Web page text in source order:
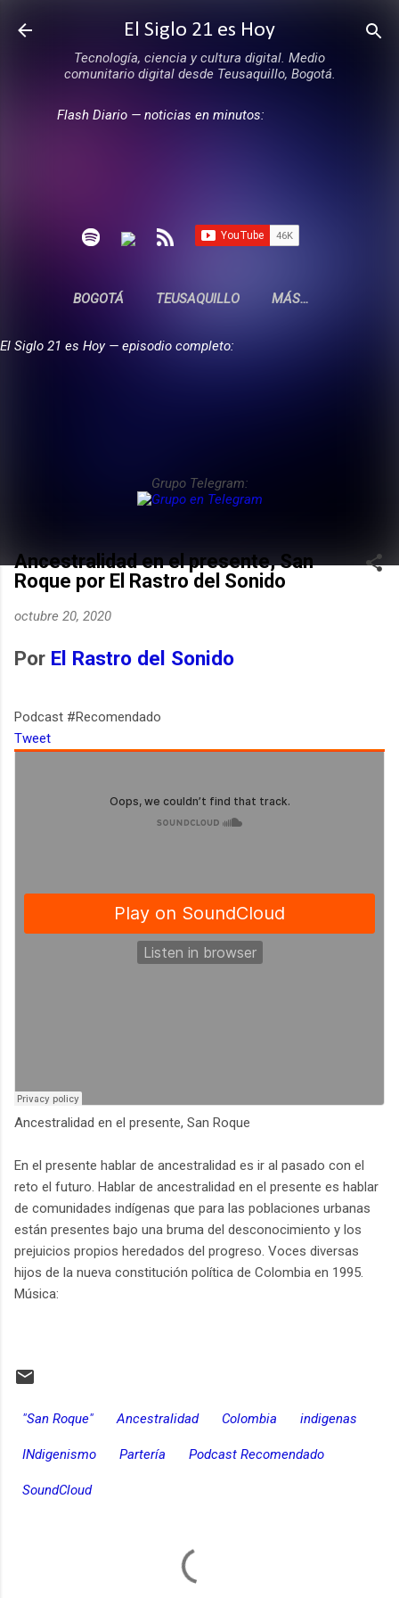
Ir al contenido principal
El Siglo 21 es Hoy
Tecnología, ciencia y cultura digital. Medio
comunitario digital desde Teusaquillo, Bogotá.
Flash Diario — noticias en minutos:
BOGOTÁ TEUSAQUILLO MÁS…
El Siglo 21 es Hoy — episodio completo:
Grupo Telegram:
Ancestralidad en el presente, San
Roque por El Rastro del Sonido
octubre 20, 2020
Por El Rastro del Sonido
Podcast #Recomendado
Tweet
Ancestralidad en el presente, San Roque
En el presente hablar de ancestralidad es ir al pasado con el
reto el futuro. Hablar de ancestralidad en el presente es hablar
de comunidades indígenas que para las poblaciones urbanas
están presentes bajo una bruma del desconocimiento y los
prejuicios propios heredados del progreso. Voces diversas
hijos de la nueva constitución política de Colombia en 1995.
Música:
"San Roque" Ancestralidad Colombia indigenas
INdigenismo Partería Podcast Recomendado
SoundCloud